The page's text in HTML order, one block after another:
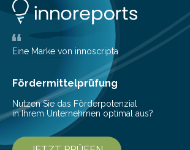
Angewandte Polymerforschung IAP im
Science Park und stellt seine
biobasierter und bioabbaubarer
Messe 2025 vor, der internationalen…
Eine Marke von innoscripta
Fördermittelprüfung
Nutzen Sie das Förderpotenzial
in Ihrem Unternehmen optimal aus?